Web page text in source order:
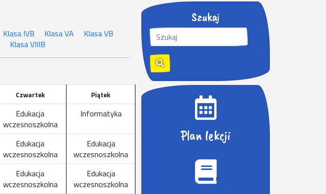
Klasa IVB Klasa VA
Klasa VB
Klasa VIIIB
Czwartek Piątek
Edukacja
wczesnoszkolna
Informatyka
Edukacja
wczesnoszkolna
Edukacja
wczesnoszkolna
Edukacja
wczesnoszkolna
Edukacja
wczesnoszkolna
Szukaj
S
z
u
k
a
Plan lekcji